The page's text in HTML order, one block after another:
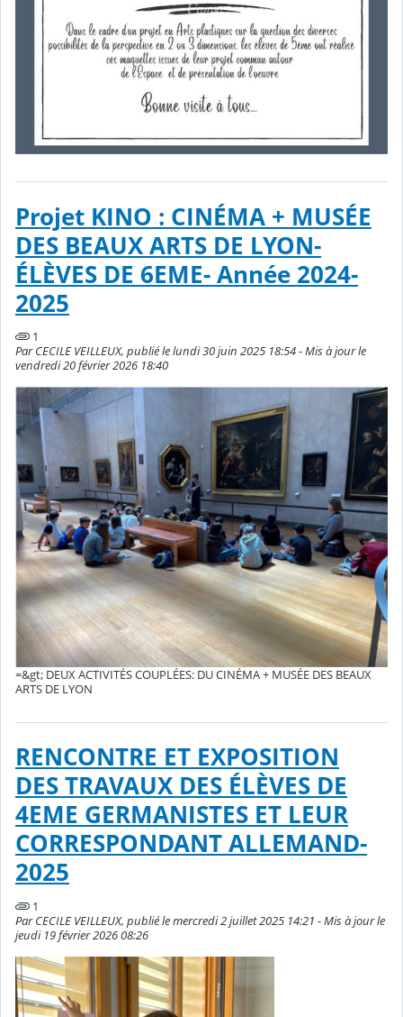
Projet KINO : CINÉMA + MUSÉE
DES BEAUX ARTS DE LYON-
ÉLÈVES DE 6EME- Année 2024-
2025
1
Par CECILE VEILLEUX, publié le lundi 30 juin 2025 18:54 - Mis à jour le
vendredi 20 février 2026 18:40
=&gt; DEUX ACTIVITÉS COUPLÉES: DU CINÉMA + MUSÉE DES BEAUX
ARTS DE LYON
RENCONTRE ET EXPOSITION
DES TRAVAUX DES ÉLÈVES DE
4EME GERMANISTES ET LEUR
CORRESPONDANT ALLEMAND-
2025
1
Par CECILE VEILLEUX, publié le mercredi 2 juillet 2025 14:21 - Mis à jour le
jeudi 19 février 2026 08:26